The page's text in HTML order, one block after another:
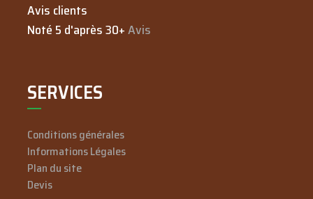
Avis clients
Noté 5 d'après 30+Avis
SERVICES
Conditions générales
Informations Légales
Plan du site
Devis